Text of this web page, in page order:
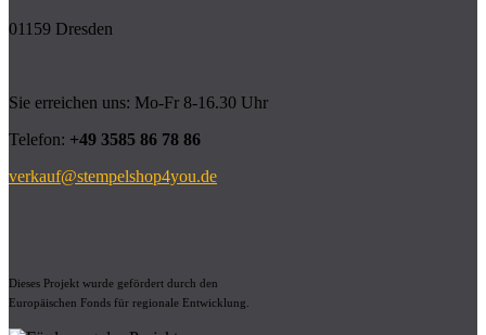
01159 Dresden
Sie erreichen uns: Mo-Fr 8-16.30 Uhr
Telefon: +49 3585 86 78 86
verkauf@stempelshop4you.de
Dieses Projekt wurde gefördert durch den
Europäischen Fonds für regionale Entwicklung.